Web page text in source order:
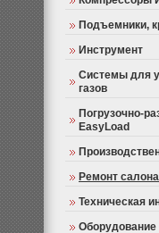
Подъемники,
Инструмент
Системы для
газов
Погрузочно-
EasyLoad
Ремонт
Техническая
Оборудование